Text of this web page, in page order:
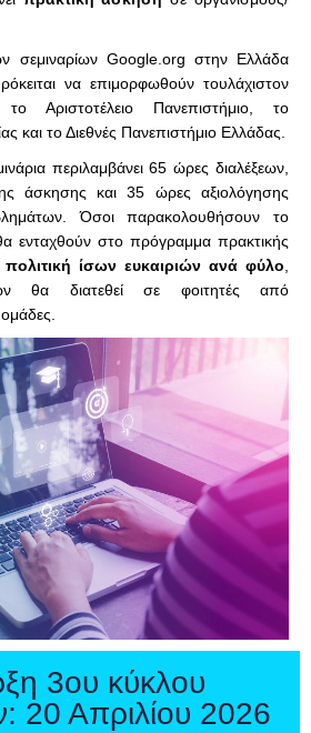
σεμιναρίων Google. org στην Ελλάδα
να επιμορφωθούν τουλάχιστον
Αριστοτέλειο Πανεπιστήμιο, το
και το Διεθνές Πανεπιστήμιο Ελλάδας.
περιλαμβάνει 65 ώρες διαλέξεων,
άσκησης και 35 ώρες αξιολόγησης
Όσοι παρακολουθήσουν το
ενταχθούν στο πρόγραμμα πρακτικής
πολιτική ίσων ευκαιριών ανά φύλο
θα διατεθεί σε φοιτητές από
3ου κύκλου
20 Απριλίου 2026